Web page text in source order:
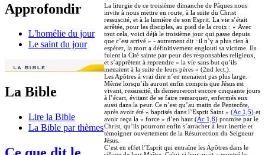
Approfondir
L'homélie du jour
Le saint du jour
La Bible
Lire la Bible
La Bible par thèmes
La liturgie de ce troisième dimanche de Pâques nous
invite à nous mettre en route, à la suite du Christ
ressuscité, et à la lumière de son Esprit. La vie s’était
arrêtée, pour les disciples, au pied de la croix : « Avec
tout cela, voici déjà le troisième jour qui passe depuis
que c’est arrivé » - autrement dit : il n’y a plus rien à
espérer, la mort a définitivement englouti sa victime. Ils
fuient la Cité sainte par peur des responsables religieux,
et s’apprêtent à reprendre « la vie sans but qu’ils
menaient à la suite de leurs pères » (2nd lect.).
Les Apôtres à vrai dire n’en menaient pas plus large.
Même lorsqu’ils auront enfin compris que Jésus est
vivant, ressuscité, ils demeureront encore cinquante jours
à l’écart, évitant de se faire remarquer, enfermés eux
aussi dans la peur. Ce n’est qu’au matin de Pentecôte,
après avoir été « baptisés dans l’Esprit Saint » (Ac 1,5) et
avoir reçu la « force » d’en haut (Ac 1,8) promise par le
Christ, qu’ils pourront enfin s’arracher à leur inertie et
témoigner ouvertement de la Résurrection du Seigneur
Jésus.
C’est en effet l’Esprit qui entraîne les Apôtres dans le